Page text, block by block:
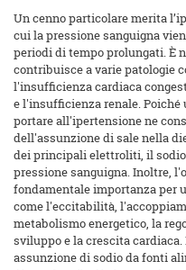
Un cenno particolare merita
cui la pressione sanguigna
periodi di tempo prolungati. È
contribuisce a varie patologie
l'insufficienza cardiaca
e l'insufficienza renale.
portare all'ipertensione ne
dell'assunzione di sale nella
dei principali elettroliti, il sodio
pressione sanguigna. Inoltre,
fondamentale importanza per
come l'eccitabilità,
metabolismo energetico, la
sviluppo e la crescita
assunzione di sodio da fonti